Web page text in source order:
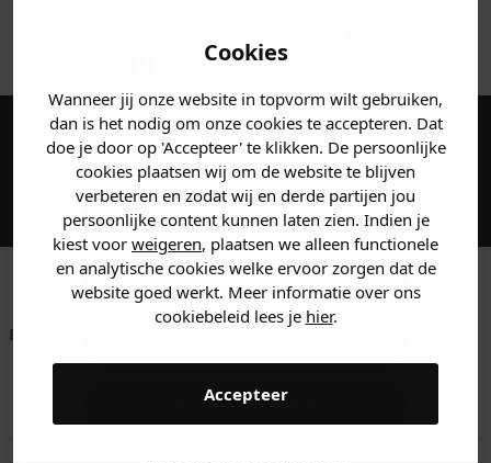
Cookies
Wanneer jij onze website in topvorm wilt gebruiken,
dan is het nodig om onze cookies te accepteren. Dat
doe je door op 'Accepteer' te klikken. De persoonlijke
cookies plaatsen wij om de website te blijven
verbeteren en zodat wij en derde partijen jou
persoonlijke content kunnen laten zien. Indien je
kiest voor weigeren, plaatsen we alleen functionele
en analytische cookies welke ervoor zorgen dat de
website goed werkt. Meer informatie over ons
cookiebeleid lees je hier.
Accepteer
Maak een account aan en ontvang 5%
korting op je eerste bestelling!
Betaal achteraf met
Voor 23:59 besteld
Welke mystery
krijg jij? (Tot-30%
Vertel ons waar je naar op
zoek bent. 👇
Heren kleding
Dames kleding
Gewoon rondkijken